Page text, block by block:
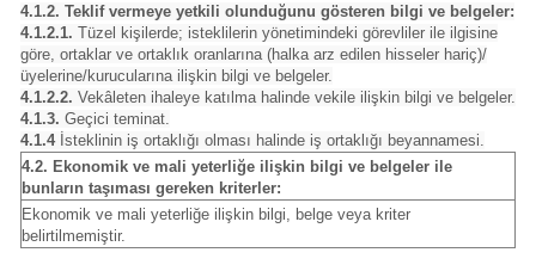
4.1.2. Teklif vermeye yetkili olunduğunu gösteren bilgi ve belgeler:
4.1.2.1. Tüzel kişilerde; isteklilerin yönetimindeki görevliler ile ilgisine
göre, ortaklar ve ortaklık oranlarına (halka arz edilen hisseler hariç)/
üyelerine/kurucularına ilişkin bilgi ve belgeler.
4.1.2.2. Vekâleten ihaleye katılma halinde vekile ilişkin bilgi ve belgeler.
4.1.3. Geçici teminat.
4.1.4İsteklinin iş ortaklığı olması halinde iş ortaklığı beyannamesi.
4.2. Ekonomik ve mali yeterliğe ilişkin bilgi ve belgeler ile
bunların taşıması gereken kriterler:
Ekonomik ve mali yeterliğe ilişkin bilgi, belge veya kriter
belirtilmemiştir.